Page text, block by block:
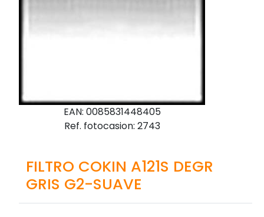
EAN: 0085831448405
Ref. fotocasion: 2743
FILTRO COKIN A121S DEGR
GRIS G2-SUAVE